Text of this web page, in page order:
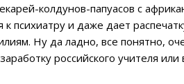
колдунов-папуасов с
психиатру и даже дает
Ну да ладно, все понятно,
российского учителя или